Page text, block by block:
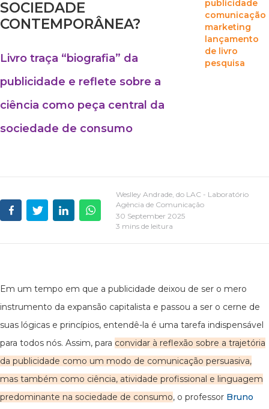
SOCIEDADE
CONTEMPORÂNEA?
Livro traça “biografia” da
publicidade e reflete sobre a
ciência como peça central da
sociedade de consumo
publicidade
comunicação
marketing
lançamento
de livro
pesquisa
Weslley Andrade, do LAC - Laboratório
Agência de Comunicação
30 September 2025
3 mins de leitura
Em um tempo em que a publicidade deixou de ser o mero
instrumento da expansão capitalista e passou a ser o cerne de
suas lógicas e princípios, entendê-la é uma tarefa indispensável
para todos nós. Assim, para convidar à reflexão sobre a trajetória
da publicidade como um modo de comunicação persuasiva,
mas também como ciência, atividade profissional e linguagem
predominante na sociedade de consumo, o professor Bruno